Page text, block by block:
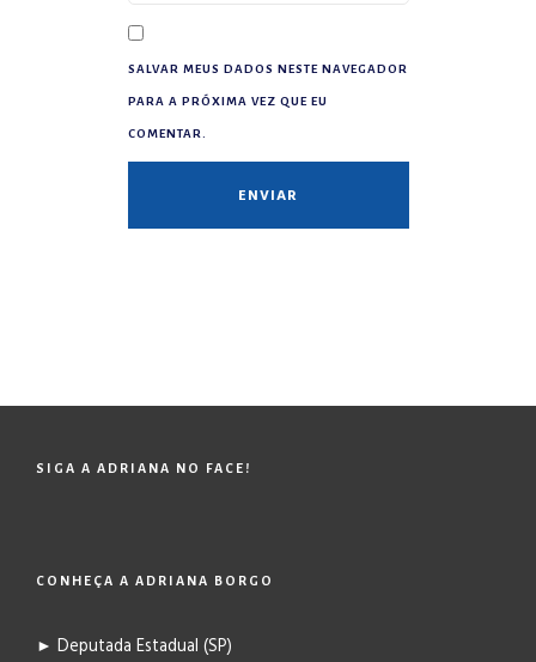
SALVAR MEUS DADOS NESTE NAVEGADOR
PARA A PRÓXIMA VEZ QUE EU
COMENTAR.
SIGA A ADRIANA NO FACE!
CONHEÇA A ADRIANA BORGO
► Deputada Estadual (SP)